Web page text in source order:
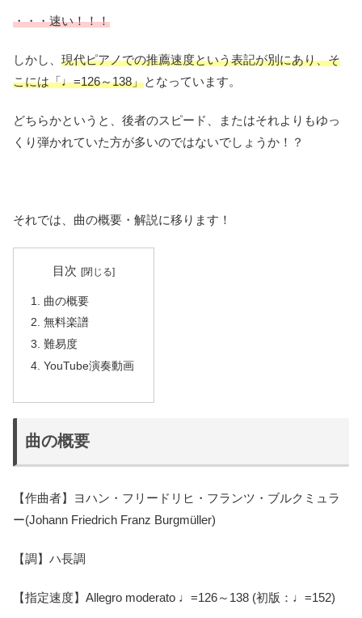
・・・速い！！！
しかし、 現代ピアノでの推薦速度という表記が別にあり、そ
こには「♩=126～138」となっています。
どちらかというと、後者のスピード、またはそれよりもゆっ
くり弾かれていた方が多いのではないでしょうか！？
それでは、曲の概要・解説に移ります！
目次
曲の概要
無料楽譜
難易度
YouTube演奏動画
曲の概要
【作曲者】ヨハン・フリードリヒ・フランツ・ブルクミュラ
ー(Johann Friedrich Franz Burgmüller)
【調】ハ長調
【指定速度】Allegro moderato ♩=126～138 (初版：♩=152)